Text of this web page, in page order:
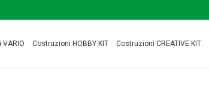
Costruzioni HOBBY KIT Costruzioni CREATIVE KIT